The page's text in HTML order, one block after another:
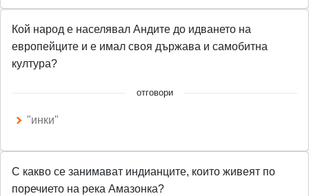
Кой народ е населявал Андите до идването на
европейците и е имал своя държава и самобитна
култура?
отговори
"инки"
С какво се занимават индианците, които живеят по
поречието на река Амазонка?